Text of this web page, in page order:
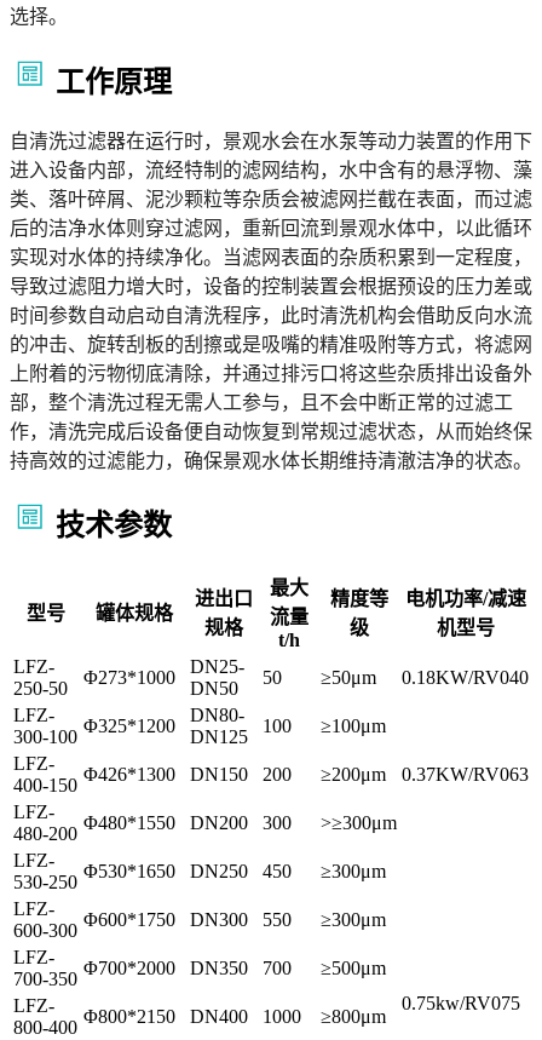
选择。
工作原理
自清洗过滤器在运行时，景观水会在水泵等动力装置的作用下
进入设备内部，流经特制的滤网结构，水中含有的悬浮物、藻
类、落叶碎屑、泥沙颗粒等杂质会被滤网拦截在表面，而过滤
后的洁净水体则穿过滤网，重新回流到景观水体中，以此循环
实现对水体的持续净化。当滤网表面的杂质积累到一定程度，
导致过滤阻力增大时，设备的控制装置会根据预设的压力差或
时间参数自动启动自清洗程序，此时清洗机构会借助反向水流
的冲击、旋转刮板的刮擦或是吸嘴的精准吸附等方式，将滤网
上附着的污物彻底清除，并通过排污口将这些杂质排出设备外
部，整个清洗过程无需人工参与，且不会中断正常的过滤工
作，清洗完成后设备便自动恢复到常规过滤状态，从而始终保
持高效的过滤能力，确保景观水体长期维持清澈洁净的状态。
技术参数
型号 罐体规格
进出口
规格
最大
流量
t/h
精度等
级
电机功率/减速
机型号
LFZ-
250-50
Φ273*1000
DN25-
DN50
50 ≥50μm
0.18KW/RV040
LFZ-
300-100
Φ325*1200
DN80-
DN125
100 ≥100μm
0.37KW/RV063
LFZ-
400-150
Φ426*1300 DN150 200
≥200μm
LFZ-
480-200
Φ480*1550 DN200 300
>≥300μm
LFZ-
530-250
Φ530*1650 DN250 450 ≥300μm
0.75kw/RV075
LFZ-
600-300
Φ600*1750 DN300 550
≥300μm
LFZ-
700-350
Φ700*2000 DN350 700
≥500μm
LFZ-
800-400
Φ800*2150 DN400 1000
≥800μm